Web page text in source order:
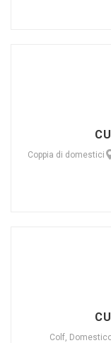
Coppia di domestici
Colf,